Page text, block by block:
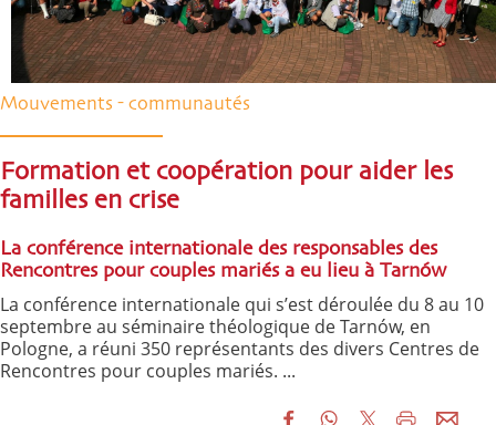
Mouvements - communautés
Formation et coopération pour aider les
familles en crise
La conférence internationale des responsables des
Rencontres pour couples mariés a eu lieu à Tarnów
La conférence internationale qui s’est déroulée du 8 au 10
septembre au séminaire théologique de Tarnów, en
Pologne, a réuni 350 représentants des divers Centres de
Rencontres pour couples mariés. ...